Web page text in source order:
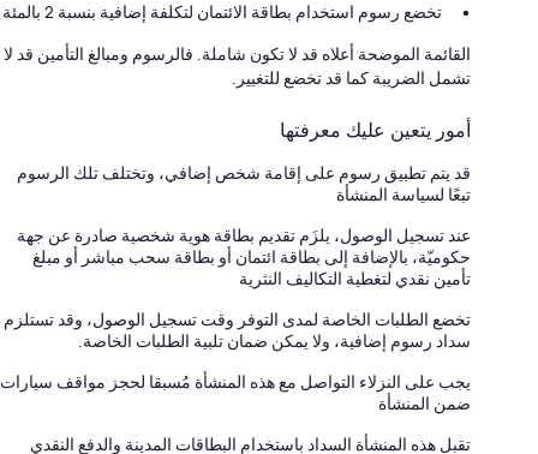
تخضع رسوم استخدام بطاقة الائتمان لتكلفة إضافية بنسبة 2 بالمئة
القائمة الموضحة أعلاه قد لا تكون شاملة. فالرسوم ومبالغ التأمين قد لا
تشمل الضريبة كما قد تخضع للتغيير.
أمور يتعين عليك معرفتها
قد يتم تطبيق رسوم على إقامة شخص إضافي، وتختلف تلك الرسوم
تبعًا لسياسة المنشأة
عند تسجيل الوصول، يلزَم تقديم بطاقة هوية شخصية صادرة عن جهة
حكوميّة، بالإضافة إلى بطاقة ائتمان أو بطاقة سحب مباشر أو مبلغ
تأمين نقدي لتغطية التكاليف النثرية
تخضع الطلبات الخاصة لمدى التوفر وقت تسجيل الوصول، وقد تستلزم
سداد رسوم إضافية، ولا يمكن ضمان تلبية الطلبات الخاصة.
يجب على النزلاء التواصل مع هذه المنشأة مُسبقا لحجز مواقف سيارات
ضمن المنشأة
تقبل هذه المنشأة السداد باستخدام البطاقات المدينة والدفع النقدي